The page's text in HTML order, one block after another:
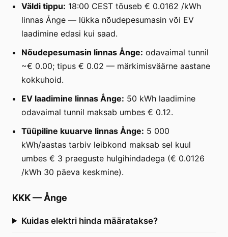
Väldi tippu: 18:00 CEST tõuseb € 0.0162 /kWh
linnas Ånge — lükka nõudepesumasin või EV
laadimine edasi kui saad.
Nõudepesumasin linnas Ånge: odavaimal tunnil
~€ 0.00; tipus € 0.02 — märkimisväärne aastane
kokkuhoid.
EV laadimine linnas Ånge: 50 kWh laadimine
odavaimal tunnil maksab umbes € 0.12.
Tüüpiline kuuarve linnas Ånge: 5 000
kWh/aastas tarbiv leibkond maksab sel kuul
umbes € 3 praeguste hulgihindadega (€ 0.0126
/kWh 30 päeva keskmine).
KKK— Ånge
Kuidas elektri hinda määratakse?